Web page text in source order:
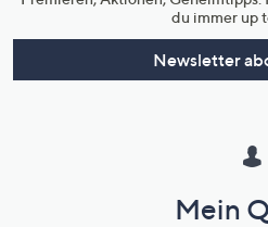
du immer up
Newsletter
Mein